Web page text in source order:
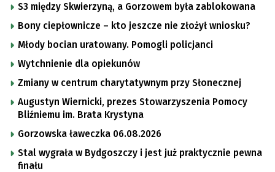
S3 między Skwierzyną, a Gorzowem była zablokowana
Bony ciepłownicze – kto jeszcze nie złożył wniosku?
Młody bocian uratowany. Pomogli policjanci
Wytchnienie dla opiekunów
Zmiany w centrum charytatywnym przy Słonecznej
Augustyn Wiernicki, prezes Stowarzyszenia Pomocy
Bliźniemu im. Brata Krystyna
Gorzowska ławeczka 06.08.2026
Stal wygrała w Bydgoszczy i jest już praktycznie pewna
finału